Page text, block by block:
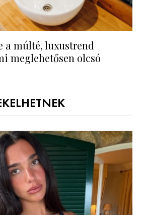
a múlté, luxustrend
meglehetősen olcsó